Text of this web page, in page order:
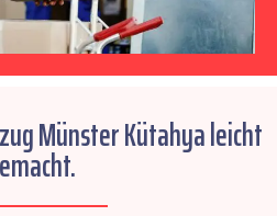
Münster Kütahya leicht